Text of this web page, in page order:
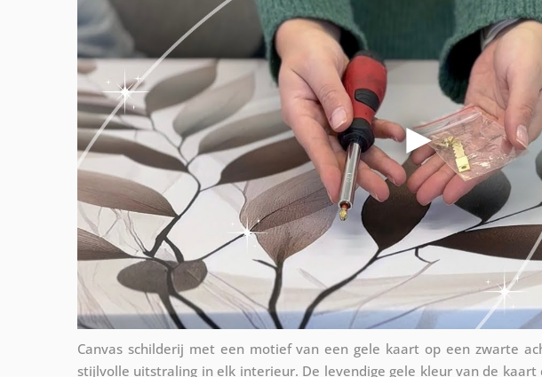
Canvas schilderij met een motief van een gele kaart op een zwarte
stijlvolle uitstraling in elk interieur. De levendige gele kleur van de